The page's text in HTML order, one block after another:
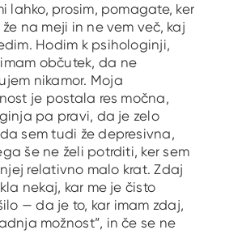
lahko, prosim, pomagate, ker
že na meji in ne vem več, kaj
Hodim k psihologinji,
občutek, da ne
nikamor. Moja
je postala res močna,
pa pravi, da je zelo
sem tudi že depresivna,
še ne želi potrditi, ker sem
relativno malo krat. Zdaj
nekaj, kar me je čisto
— da je to, kar imam zdaj,
možnost”, in če se ne